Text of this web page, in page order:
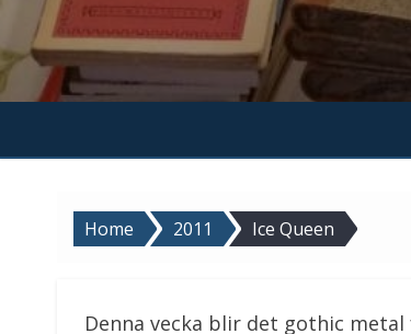
Home 2011 Ice Queen
Denna vecka blir det gothic